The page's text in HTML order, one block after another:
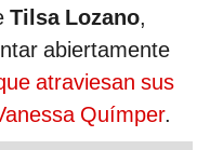
Tilsa Lozano,
abiertamente
atraviesan sus
Químper.